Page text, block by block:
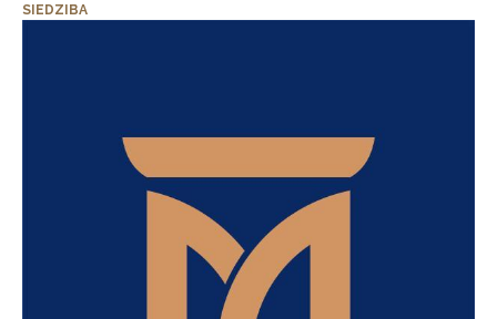
SIEDZIBA